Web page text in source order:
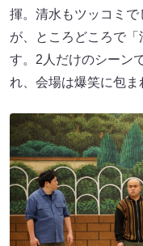
揮。清水もツッコミ
が、ところどころで
す。2人だけのシーン
れ、会場は爆笑に包ま